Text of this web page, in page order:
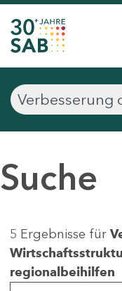
Suche
5 Ergebnisse für
regionalbeihilfen